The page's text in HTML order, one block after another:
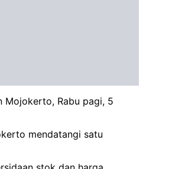
Mojokerto, Rabu pagi, 5
mendatangi satu